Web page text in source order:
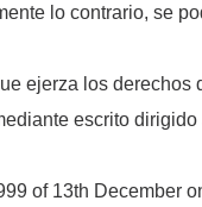
lo contrario, se
ejerza los
escrito
of 13th December